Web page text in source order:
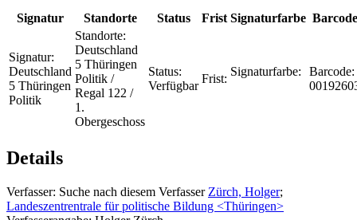
Signatur Standorte Status Frist Signaturfarbe Barcode
Signatur:
Deutschland
5 Thüringen
Politik
Standorte:
Deutschland
5 Thüringen
Politik /
Regal 122 /
1.
Obergeschoss
Status:
Verfügbar
Frist:
Signaturfarbe:
Barcode:
Details
Verfasser: Suche nach diesem Verfasser Zürch, Holger;
Landeszentrentrale für politische Bildung <Thüringen>